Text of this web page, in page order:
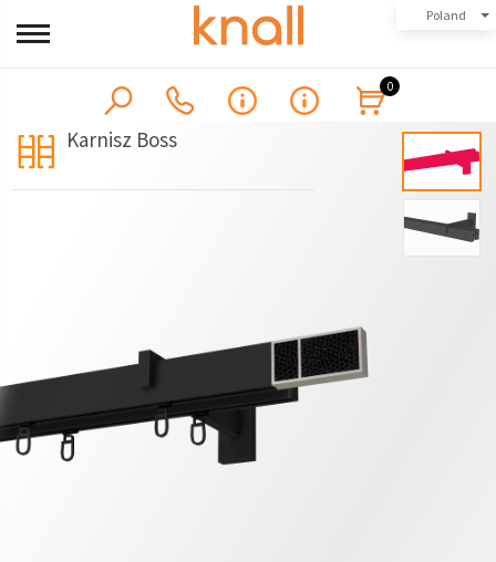
Poland
0
Karnisz Boss